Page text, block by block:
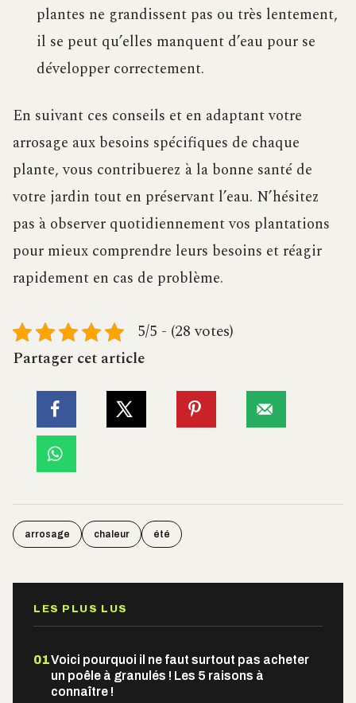
plantes ne grandissent pas ou très lentement,
il se peut qu’elles manquent d’eau pour se
développer correctement.
En suivant ces conseils et en adaptant votre
arrosage aux besoins spécifiques de chaque
plante, vous contribuerez à la bonne santé de
votre jardin tout en préservant l’eau. N’hésitez
pas à observer quotidiennement vos plantations
pour mieux comprendre leurs besoins et réagir
rapidement en cas de problème.
5/5 - (28 votes)
Partager cet article
arrosage chaleur été
LES PLUS LUS
01Voici pourquoi il ne faut surtout pas acheter
un poêle à granulés ! Les 5 raisons à
connaître !